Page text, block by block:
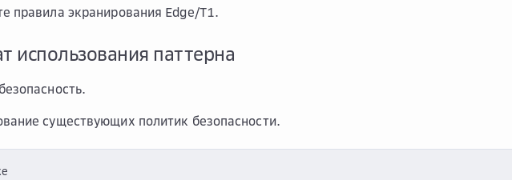
правила экранирования Edge/T1.
использования паттерна
существующих политик безопасности.